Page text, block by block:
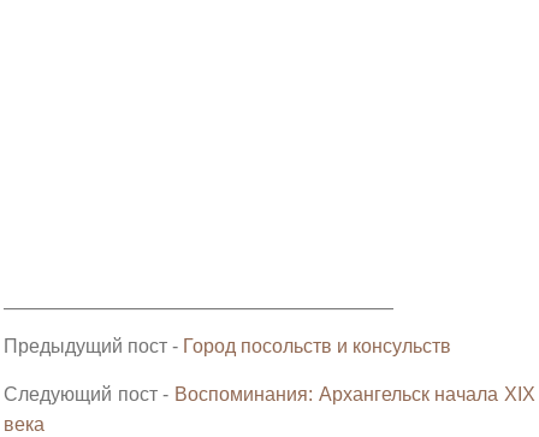
Предыдущий пост - Город посольств и консульств
Следующий пост - Воспоминания: Архангельск начала XIX
века